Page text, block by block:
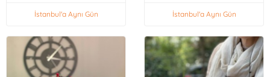
İstanbul'a Aynı Gün İstanbul'a Aynı Gün